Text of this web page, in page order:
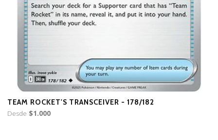
TEAM ROCKET'S TRANSCEIVER - 178/182
Desde $1.000